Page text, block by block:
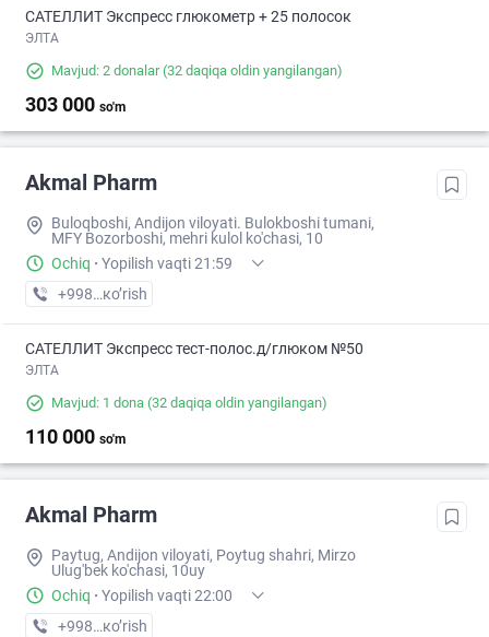
САТЕЛЛИТ Экспресс глюкометр + 25 полосок
ЭЛТА
Mavjud: 2 donalar(32 daqiqa oldin yangilangan)
303 000 so'm
Akmal Pharm
Buloqboshi, Andijon viloyati. Bulokboshi tumani,
MFY Bozorboshi, mehri kulol ko'chasi, 10
Ochiq · Yopilish vaqti 21:59
+998 (88) XXX-XX-XX
кo’rish
САТЕЛЛИТ Экспресс тест-полос.д/глюком №50
ЭЛТА
Mavjud: 1 dona (32 daqiqa oldin yangilangan)
110 000 so'm
Akmal Pharm
Paytug, Andijon viloyati, Poytug shahri, Mirzo
Ulug'bek ko'chasi, 10uy
Ochiq · Yopilish vaqti 22:00
+998 (90) XXX-XX-XX
кo’rish